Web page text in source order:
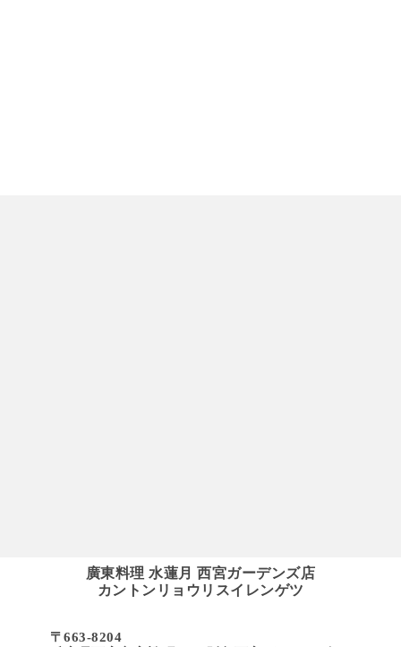
廣東料理 水蓮月 西宮ガーデンズ店
カントンリョウリスイレンゲツ
〒663-8204